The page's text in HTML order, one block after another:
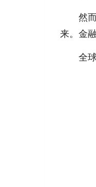
然而
来。金
全球